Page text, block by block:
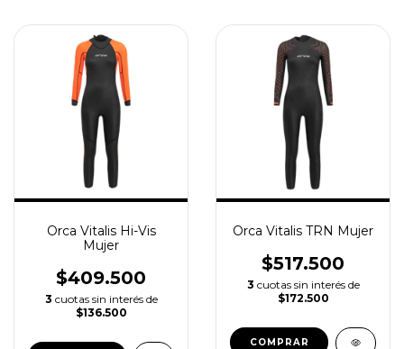
Orca Vitalis Hi-Vis
Mujer
$409.500
3 cuotas sin interés de
$136.500
Orca Vitalis TRN Mujer
$517.500
3 cuotas sin interés de
$172.500
COMPRAR